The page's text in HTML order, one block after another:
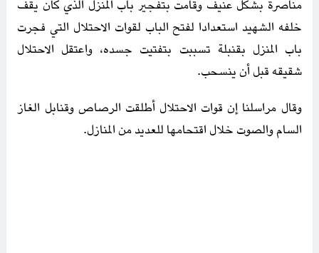
مناصرة بشكل عنيف وقامت بتفجير باب المنزل الذي كان يقف
خلفه الشهيد استعدادا لفتح الباب لقوات الاحتلال التي فجرت
باب المنزل بقنبلة تسببت بتفتيت جسده، واعتقل الاحتلال
شقيقه قبل أن ينسحب.
وقال مراسلنا إن قوات الاحتلال أطلقت الرصاص وقنابل الغاز
السام والصوت خلال اقتحامها للعديد من المنازل.